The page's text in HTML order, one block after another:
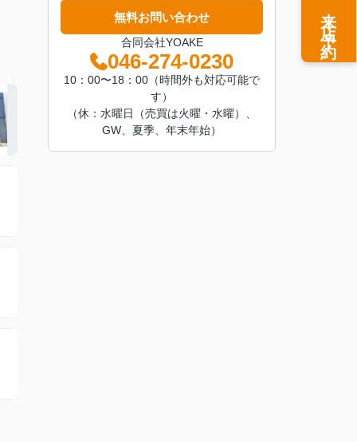
無料お問い合わせ
合同会社YOAKE
046-274-0230
10：00〜18：00（時間外も対応可能で
す）
（休：水曜日（売買は火曜・水曜）、
GW、夏季、年末年始）
来店予約